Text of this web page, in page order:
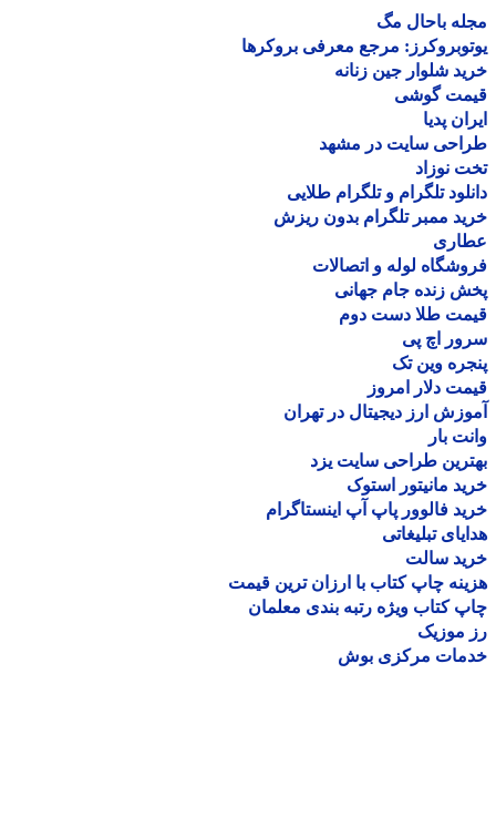
باحال مگ
مرجع معرفی بروکرها
شلوار جین زنانه
گوشی
پدیا
سایت در مشهد
نوزاد
تلگرام و تلگرام طلایی
ممبر تلگرام بدون ریزش
لوله و اتصالات
زنده جام جهانی
طلا دست دوم
اچ پی
وین تک
دلار امروز
ارز دیجیتال در تهران
بار
طراحی سایت یزد
مانیتور استوک
فالوور پاپ آپ اینستاگرام
تبلیغاتی
سالت
چاپ کتاب با ارزان ترین قیمت
کتاب ویژه رتبه بندی معلمان
موزیک
مرکزی بوش